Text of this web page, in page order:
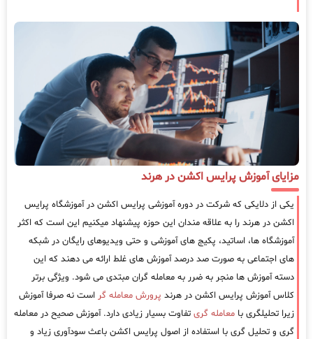
مزایای آموزش پرایس اکشن در هرند
یکی از دلایکی که شرکت در دوره آموزشی پرایس اکشن در آموزشگاه پرایس
اکشن در هرند را به علاقه مندان این حوزه پیشنهاد میکنیم این است که اکثر
آموزشگاه ها، اساتید، پکیج های آموزشی و حتی ویدیوهای رایگان در شبکه
های اجتماعی به صورت صد درصد آموزش های غلط ارائه می دهند که این
دسته آموزش ها منجر به ضرر به معامله گران مبتدی می شود. ویژگی برتر
کلاس آموزش پرایس اکشن در هرند پرورش معامله گر است نه صرفا آموزش
زیرا تحلیلگری با معامله گری تفاوت بسیار زیادی دارد. آموزش صحیح در معامله
گری و تحلیل گری با استفاده از اصول پرایس اکشن باعث سودآوری زیاد و